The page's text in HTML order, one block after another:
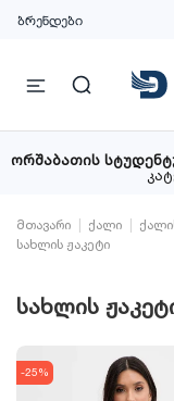
ბრენდები
ორშაბათის
მთავარი ქალი
სახლის ჟაკეტი
სახლის
-25%